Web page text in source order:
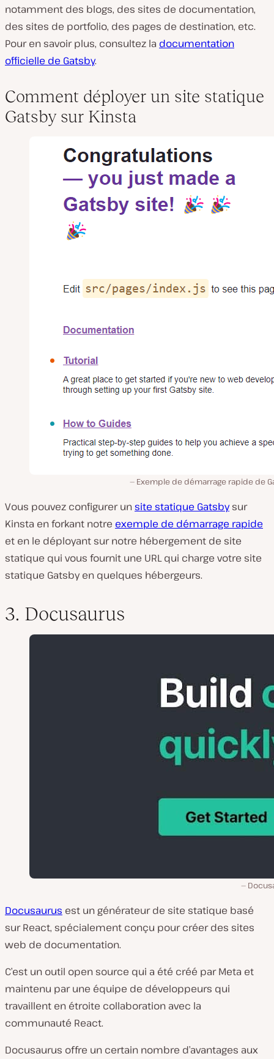
notamment des blogs, des sites de documentation,
des sites de portfolio, des pages de destination, etc.
Pour en savoir plus, consultez la documentation
officielle de Gatsby.
Comment déployer un site statique
Gatsby sur Kinsta
Exemple de démarrage rapide de
Vous pouvez configurer unsite statique Gatsbysur
Kinsta en forkant notre exemple de démarrage rapide
et en le déployant sur notre hébergement de site
statique qui vous fournit une URL qui charge votre site
statique Gatsby en quelques hébergeurs.
3. Docusaurus
Docusaurus est un générateur de site statique basé
sur React, spécialement conçu pour créer des sites
web de documentation.
C’est un outil open source qui a été créé par Meta et
maintenu par une équipe de développeurs qui
travaillent en étroite collaboration avec la
communauté React.
Docusaurus offre un certain nombre d’avantages aux